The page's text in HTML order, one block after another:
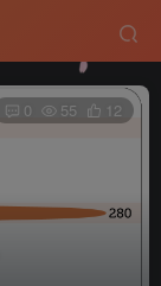
0 55 12